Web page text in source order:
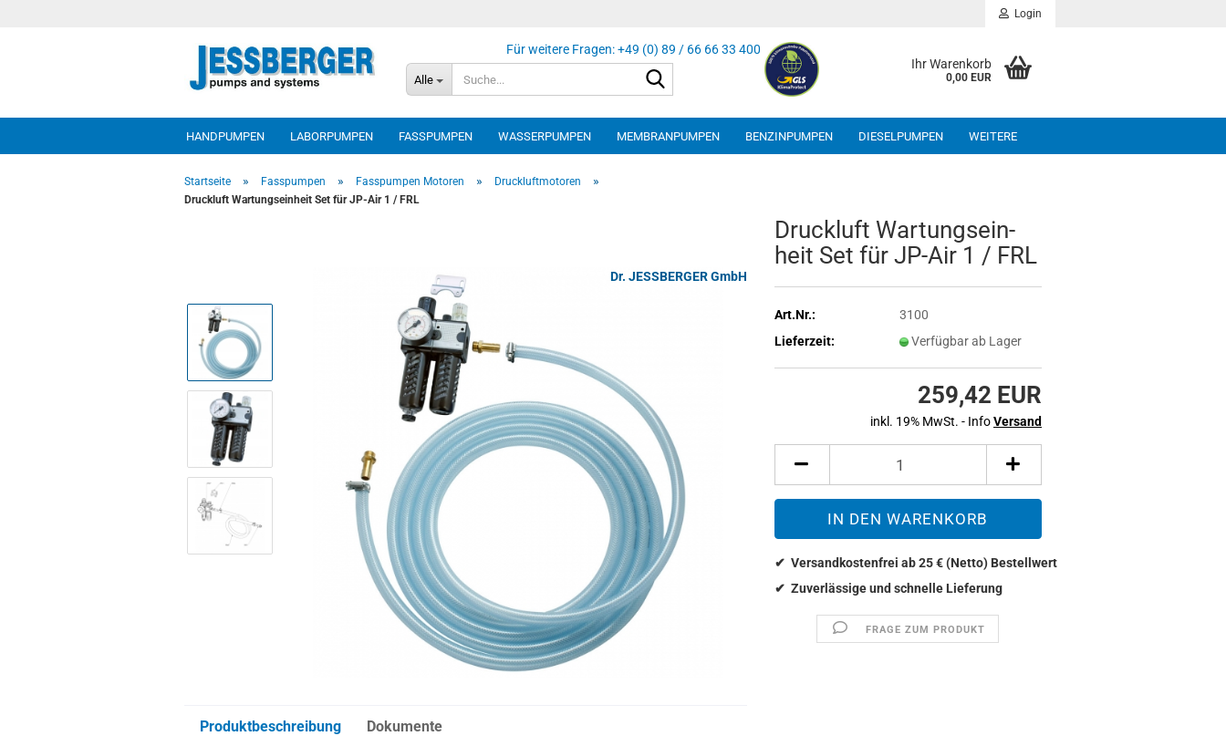
Login
Alle
Ihr Warenkorb
0,00 EUR
HANDPUMPEN LABORPUMPEN FASSPUMPEN WASSERPUMPEN MEMBRANPUMPEN BENZINPUMPEN DIESELPUMPEN WEITERE
Startseite » Fasspumpen » Fasspumpen Motoren » Druckluftmotoren »
Druckluft Wartungseinheit Set für JP-Air 1 / FRL
Dr. JESSBERGER GmbH
Druck­luft War­tungs­ein­
heit Set für JP-​Air 1 / FRL
Art.Nr.:
3100
Lieferzeit:
Verfügbar ab Lager
259,42 EUR
inkl. 19% MwSt. - InfoVersand
FRAGE ZUM PRODUKT
Produktbeschreibung Dokumente